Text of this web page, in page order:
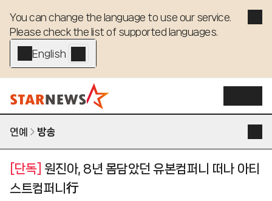
You can change the language to use our service.
Please check the list of supported languages.
English - EN
연예 방송
[단독] 원진아, 8년 몸담았던 유본컴퍼니 떠나 아티
스트컴퍼니行